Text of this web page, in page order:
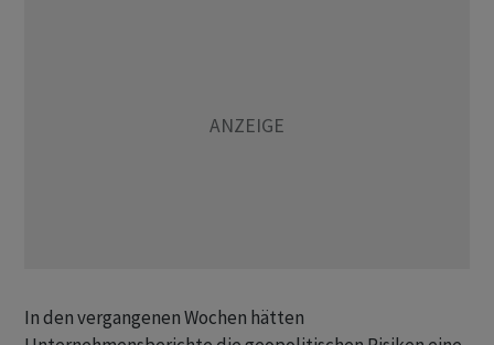
In den vergangenen Wochen hätten